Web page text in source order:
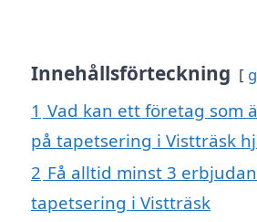
Innehållsförteckning
1 Vad kan ett företag som
på tapetsering i Vistträsk
2 Få alltid minst 3
tapetsering i Vistträsk